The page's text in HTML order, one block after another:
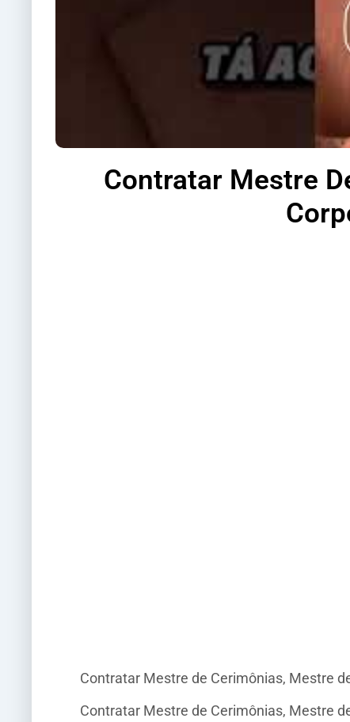
Contratar Mestre
Contratar Mestre de Cerimônias, Mestre
Contratar Mestre de Cerimônias, Mestre